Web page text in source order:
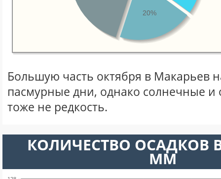
20%
Большую часть октября в Макарьев
пасмурные дни, однако солнечные
тоже не редкость.
КОЛИЧЕСТВО ОСАДКОВ
ММ